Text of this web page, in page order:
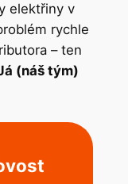
elektřiny v
rychle
– ten
(náš tým)